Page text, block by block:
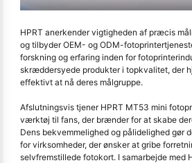
HPRT anerkender vigtigheden af præcis
og tilbyder OEM- og ODM-
forskning og erfaring inden for
skræddersyede produkter i topkvalitet, der
effektivt at nå deres målgruppe.
Afslutningsvis tjener HPRT MT53 mini
værktøj til fans, der brænder for at skabe
Dens bekvemmelighed og pålidelighed gør
for virksomheder, der ønsker at gribe
selvfremstillede fotokort. I samarbejde med